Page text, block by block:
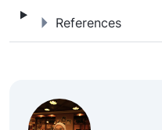
References
References